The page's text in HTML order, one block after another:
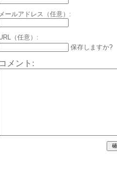
メールアドレス（任意）:
（任意）:
保存しますか?
コメント: